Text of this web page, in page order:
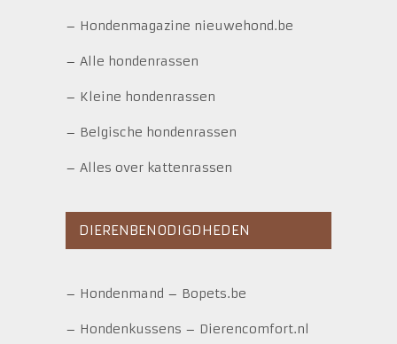
– Hondenmagazine nieuwehond.be
– Alle hondenrassen
– Kleine hondenrassen
– Belgische hondenrassen
– Alles over kattenrassen
DIERENBENODIGDHEDEN
– Hondenmand – Bopets.be
– Hondenkussens – Dierencomfort.nl